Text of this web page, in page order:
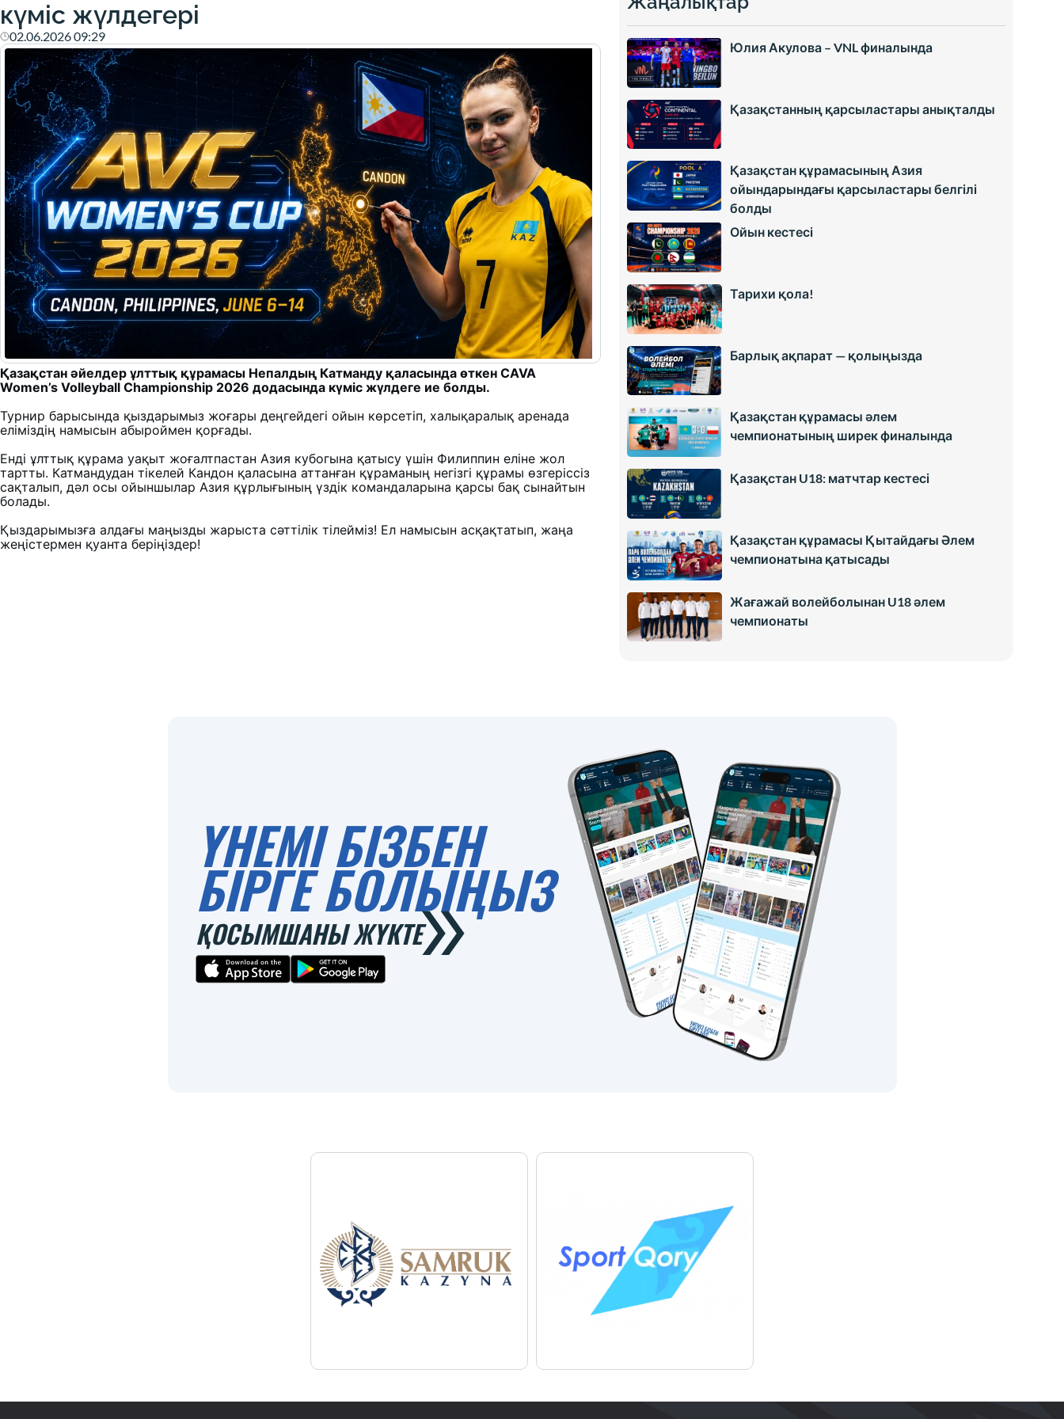
күміс жүлдегері
02.06.2026 09:29
Қазақстан әйелдер ұлттық құрамасы Непалдың Катманду қаласында өткен CAVA
Women’s Volleyball Championship 2026 додасында күміс жүлдеге ие болды.
Турнир барысында қыздарымыз жоғары деңгейдегі ойын көрсетіп, халықаралық аренада
еліміздің намысын абыроймен қорғады.
Енді ұлттық құрама уақыт жоғалтпастан Азия кубогына қатысу үшін Филиппин еліне жол
тартты. Катмандудан тікелей Кандон қаласына аттанған құраманың негізгі құрамы өзгеріссіз
сақталып, дәл осы ойыншылар Азия құрлығының үздік командаларына қарсы бақ сынайтын
болады.
Қыздарымызға алдағы маңызды жарыста сәттілік тілейміз! Ел намысын асқақтатып, жаңа
жеңістермен қуанта беріңіздер!
Юлия Акулова – VNL финалында
Қазақстанның қарсыластары анықталды
Қазақстан құрамасының Азия
ойындарындағы қарсыластары белгілі
болды
Ойын кестесі
Тарихи қола!
Барлық ақпарат — қолыңызда
Қазақстан құрамасы әлем
чемпионатының ширек финалында
Қазақстан U18: матчтар кестесі
Қазақстан құрамасы Қытайдағы Әлем
чемпионатына қатысады
Жағажай волейболынан U18 әлем
чемпионаты
ҮНЕМІ БІЗБЕН
БІРГЕ БОЛЫҢЫЗ
ҚОСЫМШАНЫ ЖҮКТЕ